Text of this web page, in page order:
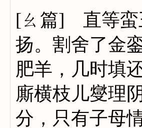
[ㄠ篇] 直等蛮
扬。割舍了金
肥羊，几时填
廝横枝儿燮理
分，只有子母